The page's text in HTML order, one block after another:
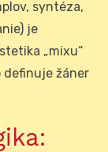
syntéza,
je
„mixu“
definuje žáner